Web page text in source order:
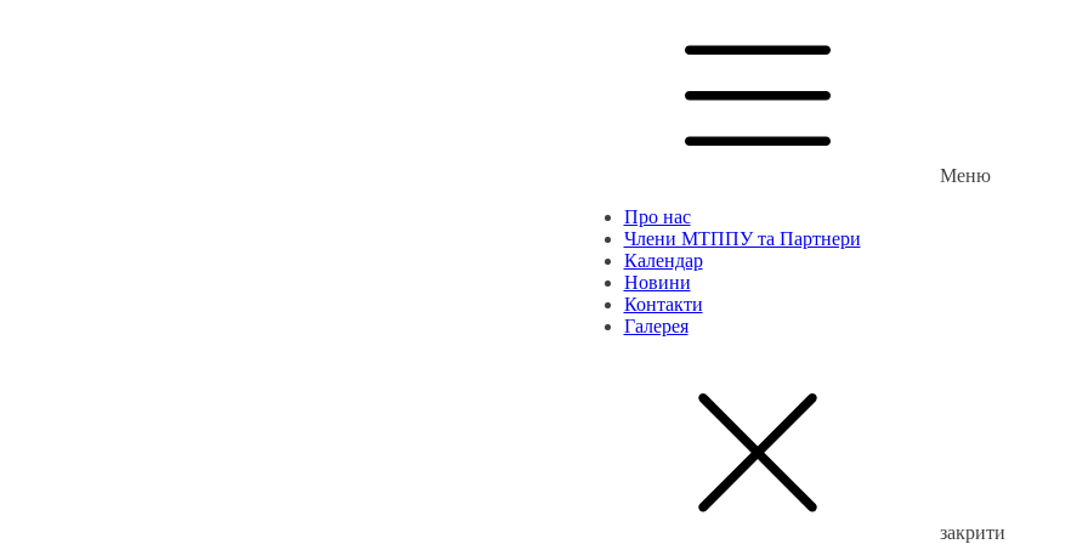
Меню
Про нас
Члени МТППУ та Партнери
Календар
Новини
Контакти
Галерея
закрити